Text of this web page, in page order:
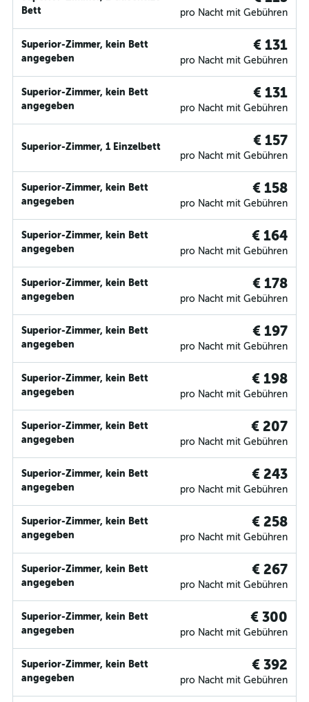
Bett
pro Nacht mit Gebühren
Superior-Zimmer, kein Bett
angegeben
€ 131
pro Nacht mit Gebühren
Superior-Zimmer, kein Bett
angegeben
€ 131
pro Nacht mit Gebühren
Superior-Zimmer, 1 Einzelbett € 157
pro Nacht mit Gebühren
Superior-Zimmer, kein Bett
angegeben
€ 158
pro Nacht mit Gebühren
Superior-Zimmer, kein Bett
angegeben
€ 164
pro Nacht mit Gebühren
Superior-Zimmer, kein Bett
angegeben
€ 178
pro Nacht mit Gebühren
Superior-Zimmer, kein Bett
angegeben
€ 197
pro Nacht mit Gebühren
Superior-Zimmer, kein Bett
angegeben
€ 198
pro Nacht mit Gebühren
Superior-Zimmer, kein Bett
angegeben
€ 207
pro Nacht mit Gebühren
Superior-Zimmer, kein Bett
angegeben
€ 243
pro Nacht mit Gebühren
Superior-Zimmer, kein Bett
angegeben
€ 258
pro Nacht mit Gebühren
Superior-Zimmer, kein Bett
angegeben
€ 267
pro Nacht mit Gebühren
Superior-Zimmer, kein Bett
angegeben
€ 300
pro Nacht mit Gebühren
Superior-Zimmer, kein Bett
angegeben
€ 392
pro Nacht mit Gebühren